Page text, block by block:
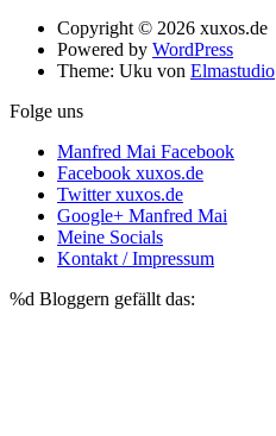
Copyright © 2026 xuxos.de
Powered by WordPress
Theme: Uku von Elmastudio
Folge uns
Manfred Mai Facebook
Facebook xuxos.de
Twitter xuxos.de
Google+ Manfred Mai
Meine Socials
Kontakt / Impressum
%d Bloggern gefällt das: